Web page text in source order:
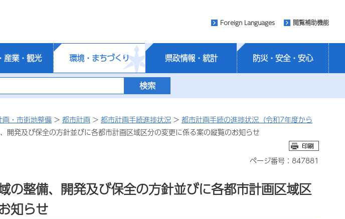
Foreign Languages 閲覧補助機能
産業・観光 環境・まちづくり 県政情報・統計 防災・安全・安心
画・市街地整備 > 都市計画 > 都市計画手続進捗状況 > 都市計画手続の進捗状況（令和7年度から
開発及び保全の方針並びに各都市計画区域区分の変更に係る案の縦覧のお知らせ
ページ番号：847881
の整備、開発及び保全の方針並びに各都市計画区域区
知らせ